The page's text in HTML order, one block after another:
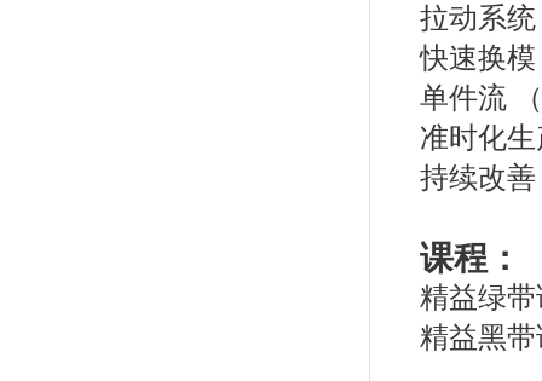
拉动系统
快速换模
单件流
准时化
持续改善
课程：
精益绿
精益黑